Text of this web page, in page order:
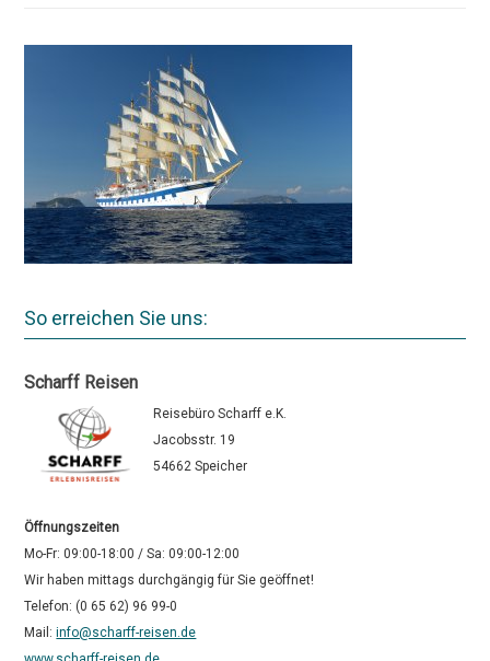
So erreichen Sie uns:
Scharff Reisen
Reisebüro Scharff e.K.
Jacobsstr. 19
54662 Speicher
Öffnungszeiten
Mo-Fr: 09:00-18:00 / Sa: 09:00-12:00
Wir haben mittags durchgängig für Sie geöffnet!
Telefon: (0 65 62) 96 99-0
Mail:info@scharff-reisen.de